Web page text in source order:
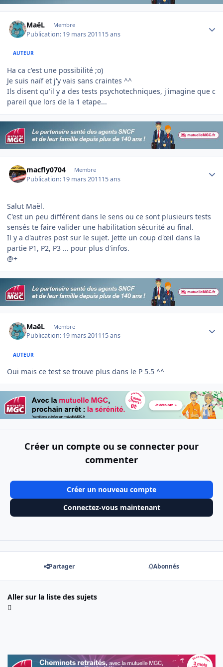
MaëL Membre
Publication: 19 mars 201115 ans
AUTEUR
Ha ca c'est une possibilité ;o)
Je suis naïf et j'y vais sans craintes ^^
Ils disent qu'il y a des tests psychotechniques, j'imagine que c
pareil que lors de la 1 etape...
macfly0704 Membre
Publication: 19 mars 201115 ans
Salut Maël.
C'est un peu différent dans le sens ou ce sont plusieurs tests
sensés te faire valider une habilitation sécurité au final.
Il y a d'autres post sur le sujet. Jette un coup d'œil dans la
partie P1, P2, P3 ... pour plus d'infos.
@+
MaëL Membre
Publication: 19 mars 201115 ans
AUTEUR
Oui mais ce test se trouve plus dans le P 5.5 ^^
Créer un compte ou se connecter pour
commenter
Créer un nouveau compte
Connectez-vous maintenant
Partager Abonnés
Aller sur la liste des sujets